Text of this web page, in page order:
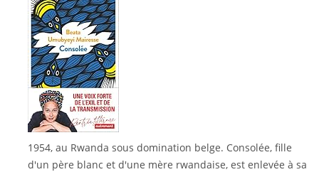
1954, au Rwanda sous domination belge. Consolée, fille
d'un père blanc et d'une mère rwandaise, est enlevée à sa